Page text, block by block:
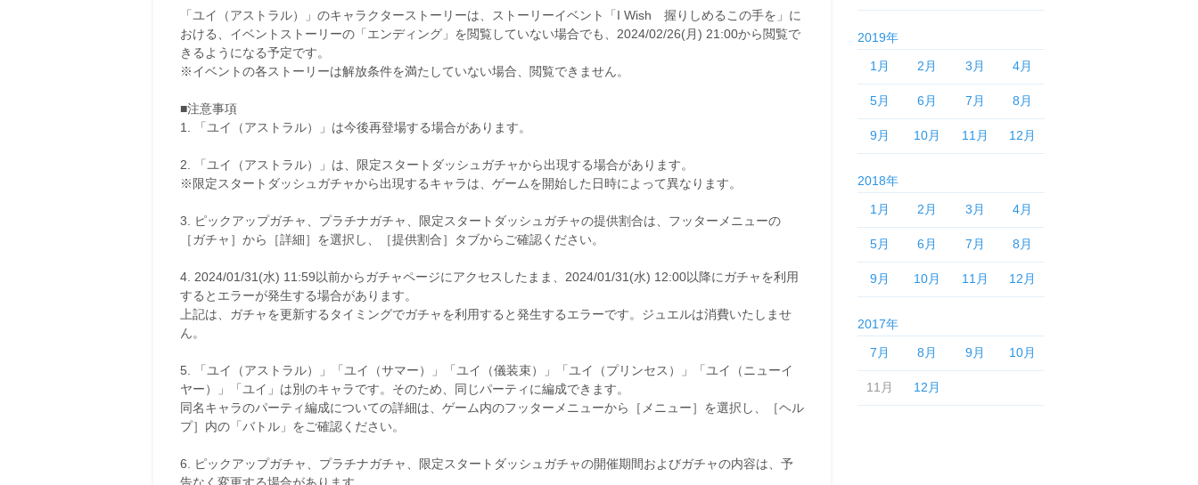
「ユイ（アストラル）」のキャラクターストーリーは、ストーリーイベント「I Wish 握りしめるこの手を」に
おける、イベントストーリーの「エンディング」を閲覧していない場合でも、2024/02/26(月) 21:00から閲覧で
きるようになる予定です。
※イベントの各ストーリーは解放条件を満たしていない場合、閲覧できません。
■注意事項
1. 「ユイ（アストラル）」は今後再登場する場合があります。
2. 「ユイ（アストラル）」は、限定スタートダッシュガチャから出現する場合があります。
※限定スタートダッシュガチャから出現するキャラは、ゲームを開始した日時によって異なります。
3. ピックアップガチャ、プラチナガチャ、限定スタートダッシュガチャの提供割合は、フッターメニューの
［ガチャ］から［詳細］を選択し、［提供割合］タブからご確認ください。
4. 2024/01/31(水) 11:59以前からガチャページにアクセスしたまま、2024/01/31(水) 12:00以降にガチャを利用
するとエラーが発生する場合があります。
上記は、ガチャを更新するタイミングでガチャを利用すると発生するエラーです。ジュエルは消費いたしませ
ん。
5. 「ユイ（アストラル）」「ユイ（サマー）」「ユイ（儀装束）」「ユイ（プリンセス）」「ユイ（ニューイ
ヤー）」「ユイ」は別のキャラです。そのため、同じパーティに編成できます。
同名キャラのパーティ編成についての詳細は、ゲーム内のフッターメニューから［メニュー］を選択し、［ヘル
プ］内の「バトル」をご確認ください。
6. ピックアップガチャ、プラチナガチャ、限定スタートダッシュガチャの開催期間およびガチャの内容は、予
告なく変更する場合があります。
2019年
1月
2月 3月 4月
5月 6月 7月 8月
9月 10月 11月 12月
2018年
1月
2月 3月 4月
5月 6月 7月 8月
9月 10月 11月 12月
2017年
7月
8月 9月 10月
11月 12月